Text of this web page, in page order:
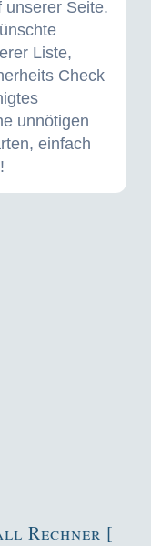
unserer Seite.
Liste,
Check
unnötigen
einfach
Rechner [